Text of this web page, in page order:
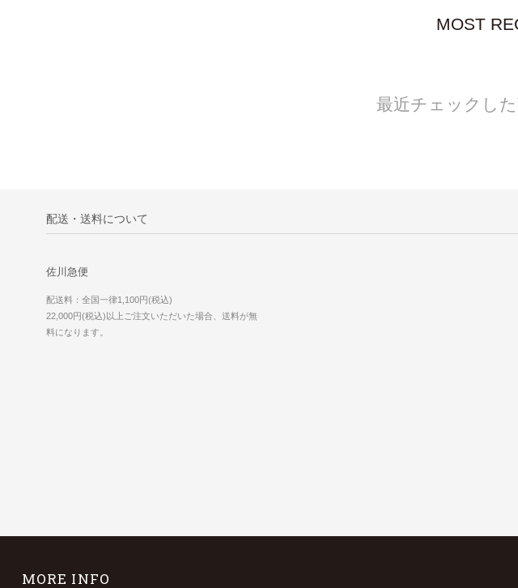
MOST
最近チェックし
配送・送料について
佐川急便
配送料：全国一律1,100円(税込)
22,000円(税込)以上ご注文いただいた場合、送料が無
料になります。
MORE INFO